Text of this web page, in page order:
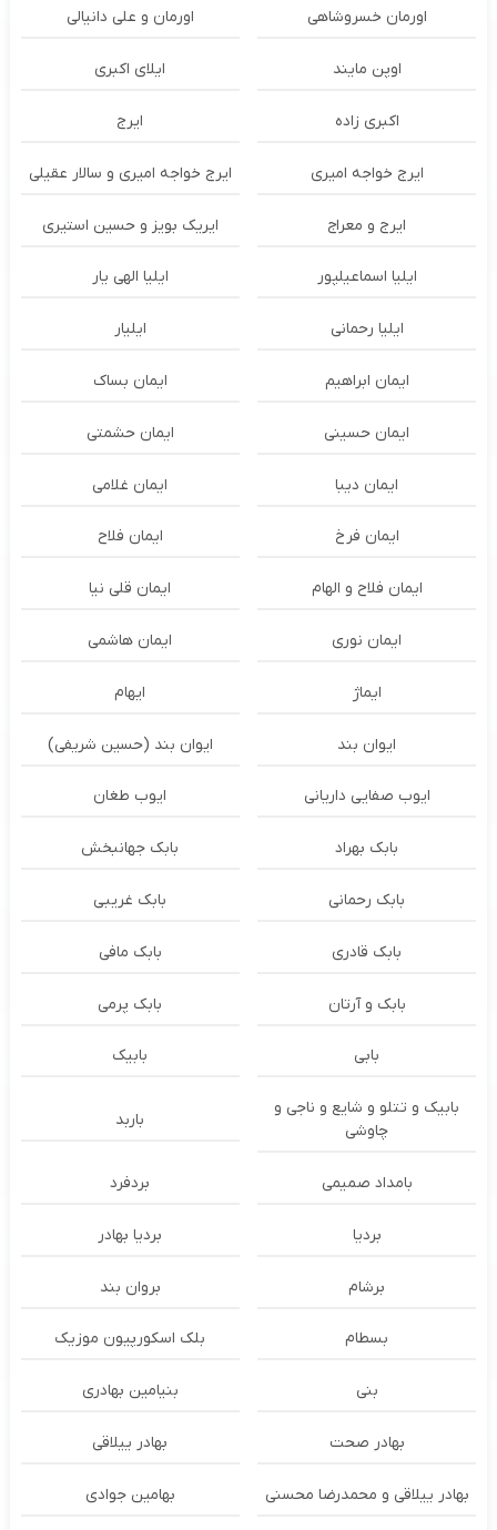
اورمان خسروشاهی اورمان و علی دانیالی
اوپن مایند ايلاى اكبرى
اکبری زاده ایرج
ایرج خواجه امیری ایرج خواجه امیری و سالار عقیلی
ایرج و معراج ایریک بویز و حسین استیری
ایلیا اسماعیلپور ایلیا الهی یار
ایلیا رحمانی ایلیار
ایمان ابراهیم ایمان بساک
ایمان حسینی ایمان حشمتی
ایمان دیبا ایمان غلامی
ایمان فرخ ایمان فلاح
ایمان فلاح و الهام ایمان قلی نیا
ایمان نوری ایمان هاشمی
ایماژ ایهام
ایوان بند ایوان بند (حسین شریفی)
ایوب صفایی داریانی ایوب طغان
بابک بهراد بابک جهانبخش
بابک رحمانی بابک غریبی
بابک قادری بابک مافی
بابک و آرتان بابک پرمی
بابی بابیک
بابیک و تتلو و شایع و ناجی و
چاوشی
باربد
بامداد صمیمی بردفرد
بردیا بردیا بهادر
برشام بروان بند
بسطام بلک اسکورپیون موزیک
بنی بنیامین بهادری
بهادر صحت بهادر ییلاقی
بهادر ییلاقی و محمدرضا محسنی بهامین جوادی